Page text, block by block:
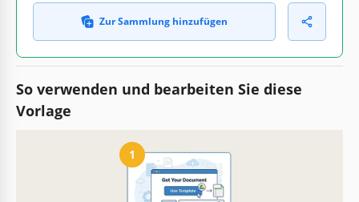
Zur Sammlung hinzufügen
So verwenden und bearbeiten Sie diese
Vorlage
1